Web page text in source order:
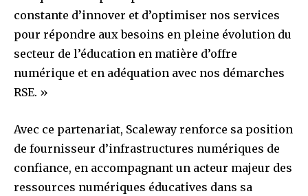
constante d’innover et d’optimiser nos services
pour répondre aux besoins en pleine évolution du
secteur de l’éducation en matière d’offre
numérique et en adéquation avec nos démarches
RSE. »
Avec ce partenariat, Scaleway renforce sa position
de fournisseur d’infrastructures numériques de
confiance, en accompagnant un acteur majeur des
ressources numériques éducatives dans sa